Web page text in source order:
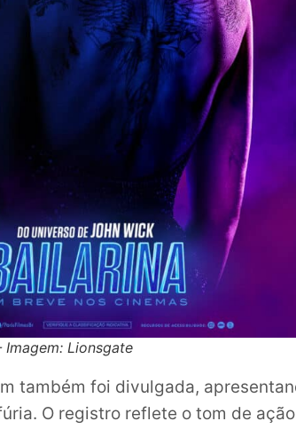
Imagem: Lionsgate
também foi divulgada,
O registro reflete o tom de